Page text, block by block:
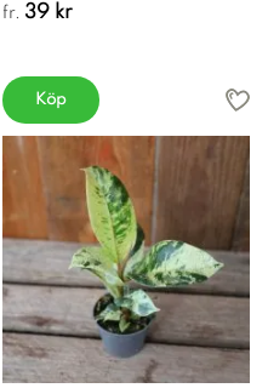
fr. 39 kr
Köp